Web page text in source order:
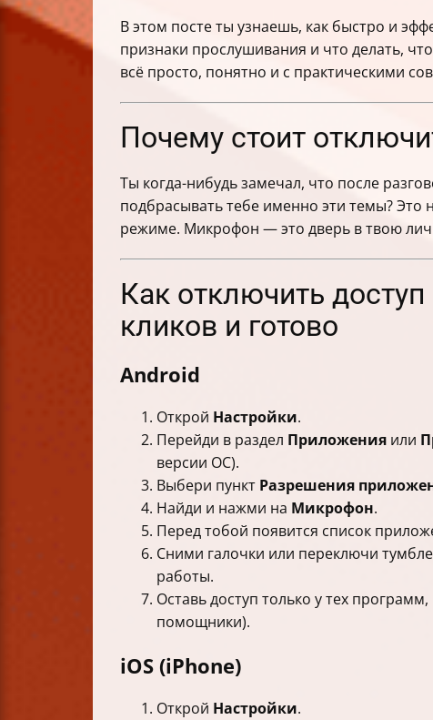
Мифы о прослушке и объективная
Дополнительные меры безопасности
Краткие советы по приватности на
Как адаптировать советы под разные
В этом посте ты узнаешь, как быстро и
признаки прослушивания и что делать,
всё просто, понятно и с практическими
Почему стоит
Ты когда-нибудь замечал, что после
подбрасывать тебе именно эти темы? Это
режиме. Микрофон — это дверь в твою
Как отключить
кликов и готово
Android
Открой Настройки.
Перейди в раздел Приложения или
версии ОС).
Выбери пункт Разрешения
Найди и нажми на Микрофон.
Перед тобой появится список
Сними галочки или переключи
работы.
Оставь доступ только у тех
помощники).
iOS (iPhone)
Открой Настройки.